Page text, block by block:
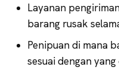
Layanan
barang rusak
Penipuan di mana
sesuai dengan